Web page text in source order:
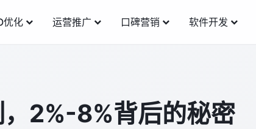
优化 运营推广 口碑营销 软件开发
2%-8%背后的秘密